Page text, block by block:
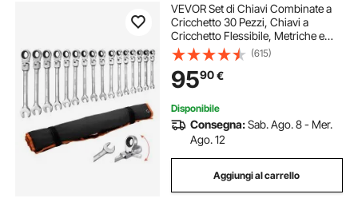
VEVOR Set di Chiavi Combinate a
Cricchetto 30 Pezzi, Chiavi a
Cricchetto Flessibile, Metriche e
SAE, Meccanismo a 72 Denti, Testa
Snodata a 180°, in Acciaio Cr-V con
Custodia Arrotolabile, Argento
(615)
9590€
Disponibile
Consegna:Sab. Ago. 8 - Mer.
Ago. 12
Aggiungi al carrello